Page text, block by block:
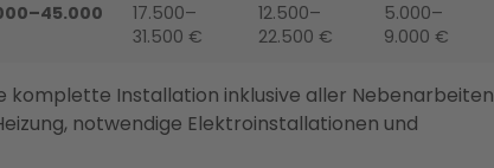
17.500–
31.500 €
12.500–
22.500 €
5.000–
9.000 €
komplette Installation inklusive aller Nebenarbeiten
notwendige Elektroinstallationen und